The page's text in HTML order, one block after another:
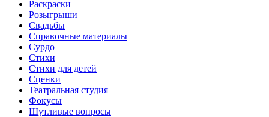
Раскраски
Розыгрыши
Свадьбы
Справочные материалы
Сурдо
Стихи
Стихи для детей
Сценки
Театральная студия
Фокусы
Шутливые вопросы